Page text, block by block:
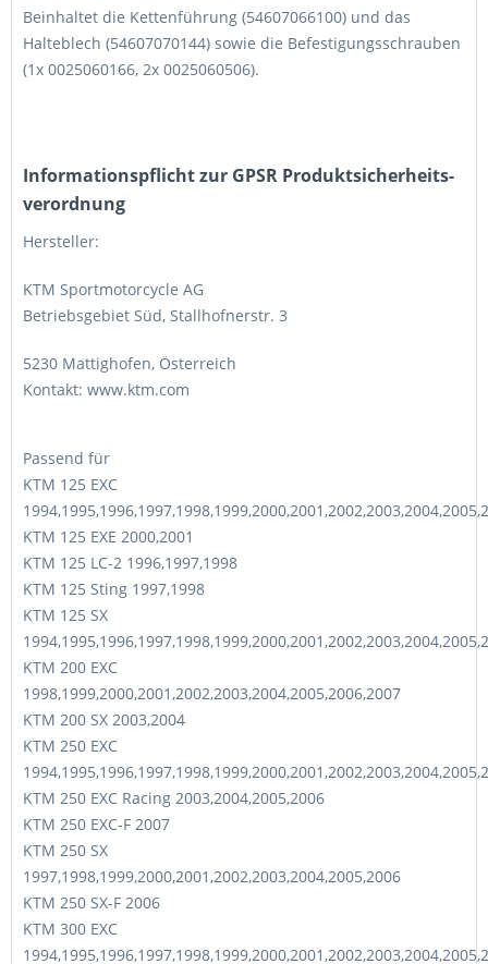
Beinhaltet die Kettenführung (54607066100) und das
Halteblech (54607070144) sowie die Befestigungsschrauben
(1x 0025060166, 2x 0025060506).
Informations­pflicht zur GPSR Produktsicherheits­
verordnung
Hersteller:
KTM Sportmotorcycle AG
Betriebsgebiet Süd, Stallhofnerstr. 3
5230 Mattighofen, Österreich
Kontakt: www.ktm.com
Passend für
KTM 125 EXC
KTM 125 EXE 2000,2001
KTM 125 LC-2 1996,1997,1998
KTM 125 Sting 1997,1998
KTM 125 SX
KTM 200 EXC
1998,1999,2000,2001,2002,2003,2004,2005,2006,2007
KTM 200 SX 2003,2004
KTM 250 EXC
KTM 250 EXC Racing 2003,2004,2005,2006
KTM 250 EXC-F 2007
KTM 250 SX
1997,1998,1999,2000,2001,2002,2003,2004,2005,2006
KTM 250 SX-F 2006
KTM 300 EXC